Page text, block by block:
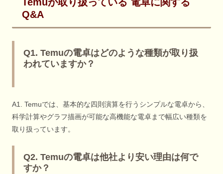
Q&A
Q1. Temuの電卓はどのような種類が取り扱
われていますか？
A1. Temuでは、基本的な四則演算を行うシンプルな電卓から、
科学計算やグラフ描画が可能な高機能な電卓まで幅広い種類を
取り扱っています。
Q2. Temuの電卓は他社より安い理由は何で
すか？